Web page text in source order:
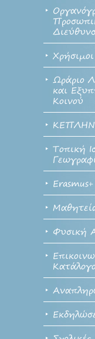
Ωράριο
και
Κοινού
Τοπική
Erasmus+
Φυσική